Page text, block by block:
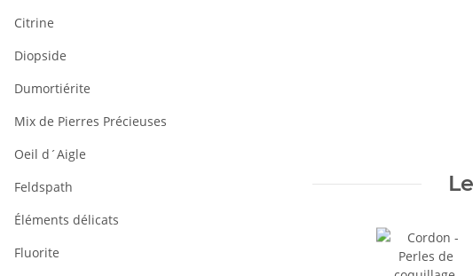
Citrine
Diopside
Dumortiérite
Mix de Pierres Précieuses
Oeil d´Aigle
Feldspath
Éléments délicats
Fluorite